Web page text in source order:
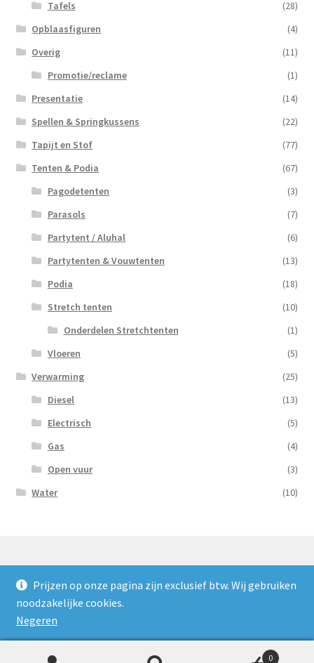
Prijzen op onze pagina zijn exclusief btw. Wij gebruiken
noodzakelijke cookies.
Negeren
Tafels
(28)
Opblaasfiguren
(4)
Overig
(11)
Promotie/reclame
(1)
Presentatie
(14)
Spellen & Springkussens
(22)
Tapijt en Stof
(77)
Tenten & Podia
(67)
Pagodetenten
(3)
Parasols
(7)
Partytent / Aluhal
(6)
Partytenten & Vouwtenten
(13)
Podia
(18)
Stretch tenten
(10)
Onderdelen Stretchtenten
(1)
Vloeren
(5)
Verwarming
(25)
Diesel
(13)
Electrisch
(5)
Gas
(4)
Open vuur
(3)
Water
(10)
© Nooijens Verhuur 2026
Privacybeleid
Gebouwd met WooCommerce
0